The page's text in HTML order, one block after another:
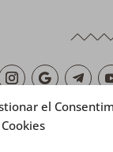
el
SALESIANOS